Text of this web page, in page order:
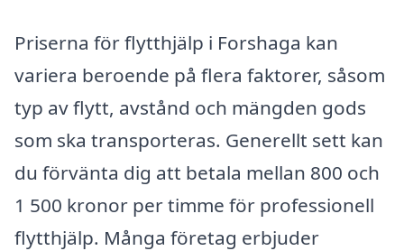
Priserna för flytthjälp i Forshaga kan
variera beroende på flera faktorer, såsom
typ av flytt, avstånd och mängden gods
som ska transporteras. Generellt sett kan
du förvänta dig att betala mellan 800 och
1 500 kronor per timme för professionell
flytthjälp. Många företag erbjuder